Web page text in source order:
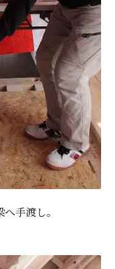
手渡し。